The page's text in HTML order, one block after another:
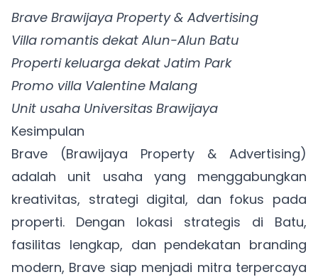
Brave Brawijaya Property & Advertising
Villa romantis dekat Alun-Alun Batu
Properti keluarga dekat Jatim Park
Promo villa Valentine Malang
Unit usaha Universitas Brawijaya
Kesimpulan
Brave (Brawijaya Property & Advertising)
adalah unit usaha yang menggabungkan
kreativitas, strategi digital, dan fokus pada
properti. Dengan lokasi strategis di Batu,
fasilitas lengkap, dan pendekatan branding
modern, Brave siap menjadi mitra terpercaya